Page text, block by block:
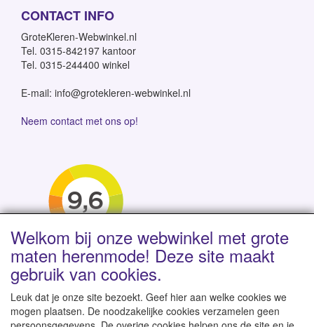
CONTACT INFO
GroteKleren-Webwinkel.nl
Tel. 0315-842197 kantoor
Tel. 0315-244400 winkel
E-mail: info@grotekleren-webwinkel.nl
Neem contact met ons op!
Welkom bij onze webwinkel met grote
maten herenmode! Deze site maakt
gebruik van cookies.
Leuk dat je onze site bezoekt. Geef hier aan welke cookies we
mogen plaatsen. De noodzakelijke cookies verzamelen geen